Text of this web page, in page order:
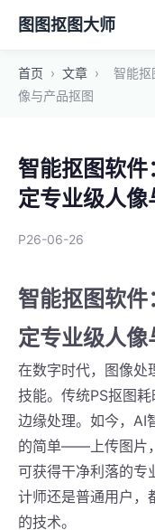
图图抠图大师
首页 › 文章 ›
智能抠
像与产品抠图
智能抠图软
定专业级人像
P26-06-26
智能抠图软
定专业级人像
在数字时代，图像处
技能。传统PS抠图
边缘处理。如今，AI
的简单——上传图片
可获得干净利落的专
计师还是普通用户，
的技术。